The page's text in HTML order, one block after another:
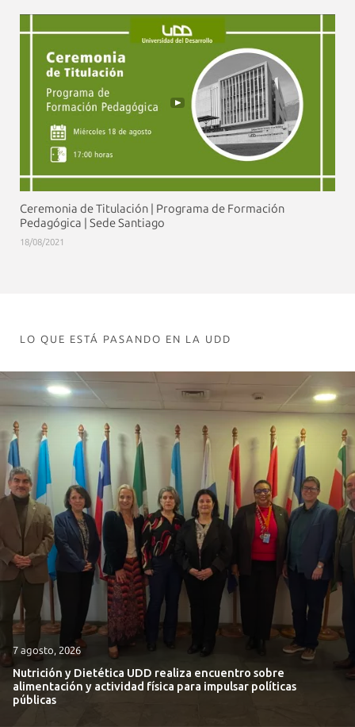
Ceremonia de Titulación | Programa de Formación
Pedagógica | Sede Santiago
18/08/2021
LO QUE ESTÁ PASANDO EN LA UDD
7 agosto, 2026
Nutrición y Dietética UDD realiza encuentro sobre
alimentación y actividad física para impulsar políticas
públicas